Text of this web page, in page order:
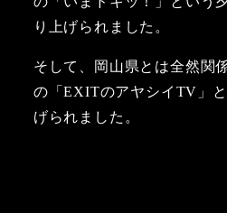
り上げられました。
そして、岡山県とは全然関
の「EXITのアヤシイTV」
げられました。